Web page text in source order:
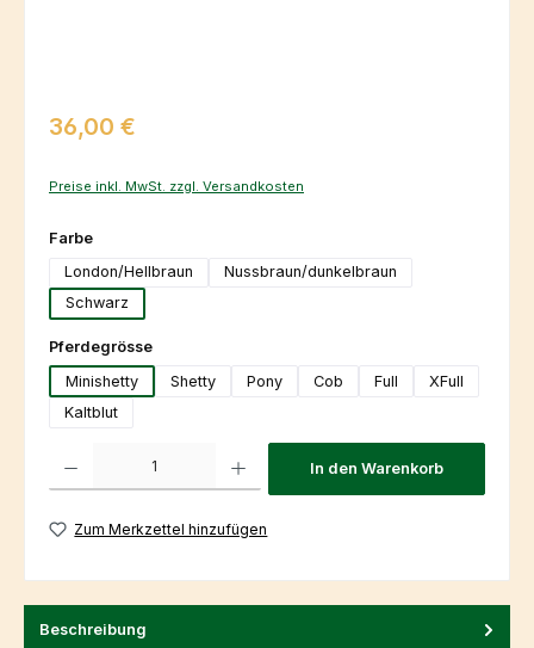
Regulärer Preis:
36,00 €
Preise inkl. MwSt. zzgl. Versandkosten
Farbeauswählen
London/Hellbraun
Nussbraun/dunkelbraun
Schwarz
Pferdegrösseauswählen
Minishetty
Shetty Pony Cob Full
XFull
Kaltblut
In den Warenkorb
Zum Merkzettel hinzufügen
Beschreibung